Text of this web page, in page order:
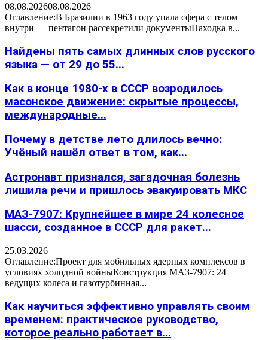
08.08.202608.08.2026
Оглавление:В Бразилии в 1963 году упала сфера с телом
внутри — пентагон рассекретили документыНаходка в...
Найдены пять самых длинных слов русского
языка — от 29 до 55...
Как в конце 1980-х в СССР возродилось
масонское движение: скрытые процессы,
международные...
Почему в детстве лето длилось вечно:
Учёный нашёл ответ в том, как...
Астронавт признался, загадочная болезнь
лишила речи и пришлось эвакуировать МКС
МАЗ-7907: Крупнейшее в мире 24 колесное
шасси, созданное в СССР для ракет...
25.03.2026
Оглавление:Проект для мобильных ядерных комплексов в
условиях холодной войныКонструкция МАЗ-7907: 24
ведущих колеса и газотурбинная...
Как научиться эффективно управлять своим
временем: практическое руководство,
которое реально работает в...